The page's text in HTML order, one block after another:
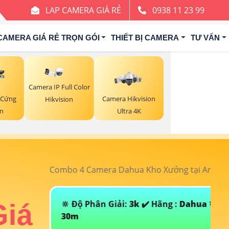
LAP CAMERA GIÁ RẺ 0938 11 23 99
GIÁ RẺ TRỌN GÓI THIẾT BỊ CAMERA TƯ VẤN
Camera IP Full Color
Hikvision
Camera Hikvision
Ultra 4K
tại An Thành Phát chỉ với5. 500
: Dahua 💯 GIám Sát Ban Đêm :Hồng Ngoại